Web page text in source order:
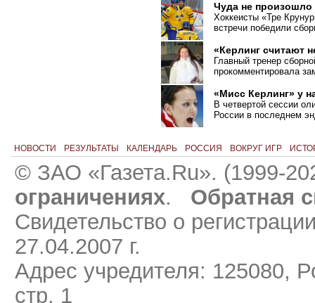
Чуда не произошло
Хоккеисты «Тре
встречи победили
«Керлинг считают
Главный тренер
прокомментировала
«Мисс Керлинг» у
В четвертой сессии
России в последнем
НОВОСТИ РЕЗУЛЬТАТЫ КАЛЕНДАРЬ РОССИЯ ВОКРУГ ИГР
© ЗАО «Газета.Ru». (1999-
ограничениях.
Обратная
Свидетельство о
27.04.2007 г.
Адрес учредителя: 125080,
стр. 1